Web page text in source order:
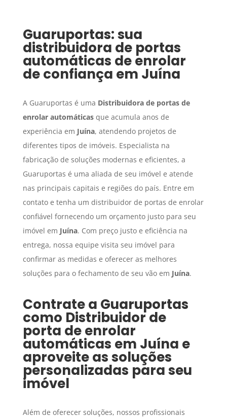
Guaruportas: sua
distribuidora de portas
automáticas de enrolar
de confiança em Juína
A Guaruportas é uma Distribuidora de portas de
enrolar automáticasque acumula anos de
experiência em Juína, atendendo projetos de
diferentes tipos de imóveis. Especialista na
fabricação de soluções modernas e eficientes, a
Guaruportas é uma aliada de seu imóvel e atende
nas principais capitais e regiões do país. Entre em
contato e tenha um distribuidor de portas de enrolar
confiável fornecendo um orçamento justo para seu
imóvel em Juína. Com preço justo e eficiência na
entrega, nossa equipe visita seu imóvel para
confirmar as medidas e oferecer as melhores
soluções para o fechamento de seu vão em Juína.
Contrate a Guaruportas
como Distribuidor de
porta de enrolar
automáticas em Juína e
aproveite as soluções
personalizadas para seu
imóvel
Além de oferecer soluções, nossos profissionais